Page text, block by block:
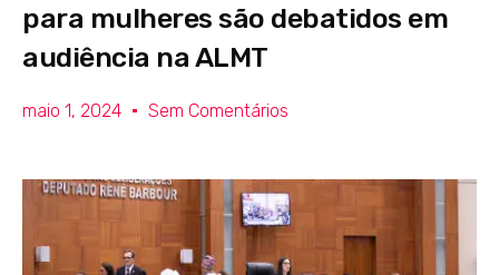
para mulheres são debatidos em
audiência na ALMT
maio 1, 2024 Sem Comentários